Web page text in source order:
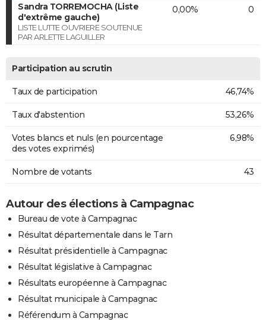
Sandra TORREMOCHA (Liste
d'extrême gauche)
LISTE LUTTE OUVRIERE SOUTENUE
PAR ARLETTE LAGUILLER
0,00% 0
Participation au scrutin
Taux de participation 46,74%
Taux d'abstention 53,26%
Votes blancs et nuls (en pourcentage
des votes exprimés)
6,98%
Nombre de votants 43
Autour des élections à Campagnac
Bureau de vote à Campagnac
Résultat départementale dans le Tarn
Résultat présidentielle à Campagnac
Résultat législative à Campagnac
Résultats européenne à Campagnac
Résultat municipale à Campagnac
Référendum à Campagnac